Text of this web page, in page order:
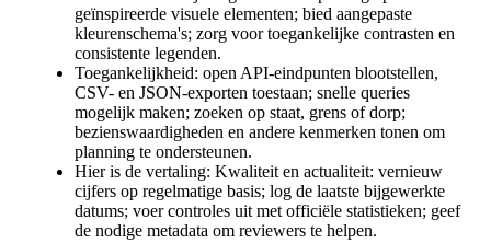
geïnspireerde visuele elementen; bied aangepaste
kleurenschema's; zorg voor toegankelijke contrasten en
consistente legenden.
Toegankelijkheid: open API-eindpunten blootstellen,
CSV- en JSON-exporten toestaan; snelle queries
mogelijk maken; zoeken op staat, grens of dorp;
bezienswaardigheden en andere kenmerken tonen om
planning te ondersteunen.
Hier is de vertaling: Kwaliteit en actualiteit: vernieuw
cijfers op regelmatige basis; log de laatste bijgewerkte
datums; voer controles uit met officiële statistieken; geef
de nodige metadata om reviewers te helpen.